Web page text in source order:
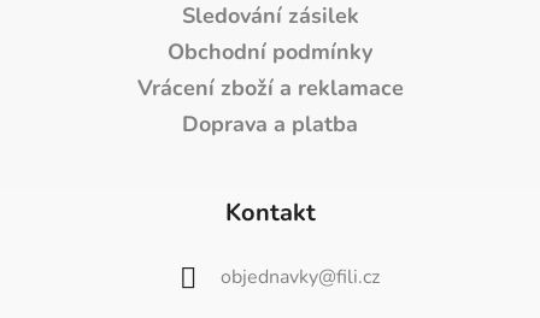
Sledování zásilek
Obchodní podmínky
Vrácení zboží a reklamace
Doprava a platba
Kontakt
objednavky@fili.cz